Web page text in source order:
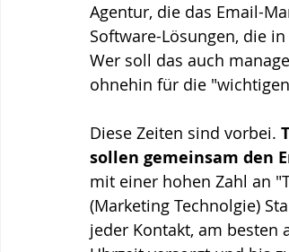
Agentur, die das Email-
Software-Lösungen, die
Wer soll das auch
ohnehin für die
Diese Zeiten sind vorbei.
sollen gemeinsam den
mit einer hohen Zahl an
(Marketing Technolgie)
jeder Kontakt, am